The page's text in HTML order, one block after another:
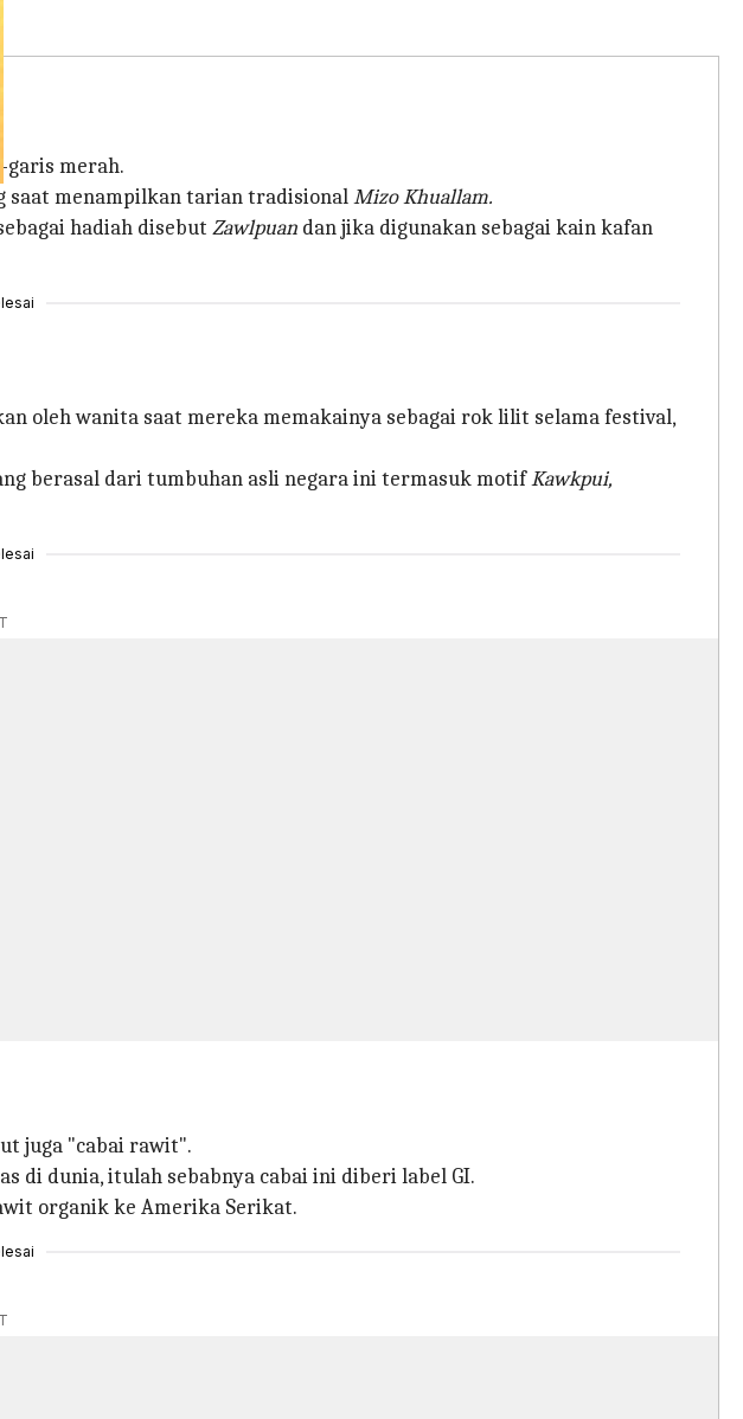
garis merah.
saat menampilkan tarian tradisionalMizo Khuallam.
hadiah disebut Zawlpuan dan jika digunakan sebagai kain kafan
oleh wanita saat mereka memakainya sebagai rok lilit selama festival,
berasal dari tumbuhan asli negara ini termasuk motifKawkpui,
juga "cabai rawit".
di dunia, itulah sebabnya cabai ini diberi label GI.
organik ke Amerika Serikat.